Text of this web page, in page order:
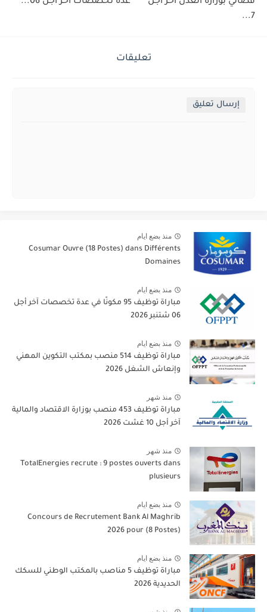
7...
تعليقات
إرسال تعليق
منذ بضع ايام
Cosumar Ouvre (18 Postes) dans Différents
Domaines
منذ بضع ايام
مباراة توظيف 95 مكونًا في عدة تخصصات آخر أجل
06 شتنبر 2026
منذ بضع ايام
مباراة توظيف 514 منصب بمكتب التكوين المهني
وإنعاش الشغل 2026
منذ شهر
مباراة توظيف 453 منصب بوزارة الاقتصاد والمالية
آخر أجل 10 غشت 2026
منذ شهر
TotalEnergies recrute : 9 postes ouverts dans
plusieurs
منذ بضع ايام
Concours de Recrutement Bank Al Maghrib
2026 pour (8 Postes)
منذ بضع ايام
مباراة توظيف 5 مناصب بالمكتب الوطني للسكك
الحديدية 2026